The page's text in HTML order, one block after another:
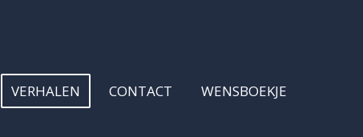
VERHALEN CONTACT WENSBOEKJE